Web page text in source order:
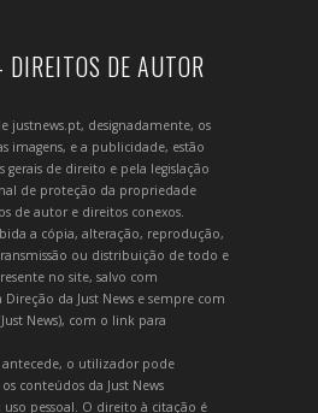
DIREITOS DE AUTOR
justnews.pt, designadamente, os
imagens, e a publicidade, estão
gerais de direito e pela legislação
de proteção da propriedade
de autor e direitos conexos.
a cópia, alteração, reprodução,
ou distribuição de todo e
no site, salvo com
da Just News e sempre com
News), com o link para
o utilizador pode
conteúdos da Just News
pessoal. O direito à citação é